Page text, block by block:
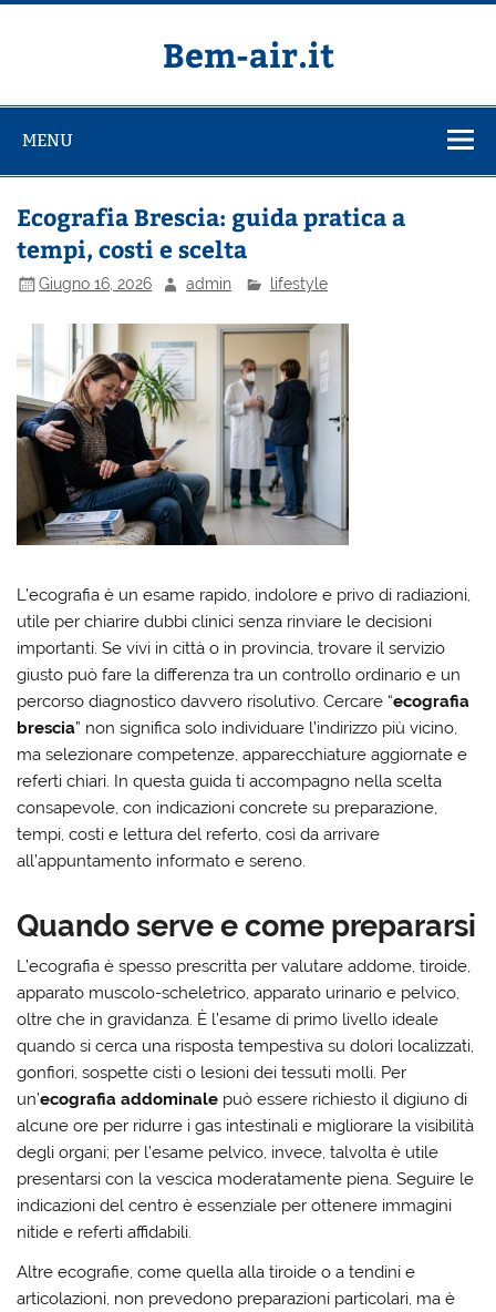
Salta
Bem-air.it
MENU
Ecografia Brescia: guida pratica a
tempi, costi e scelta
Giugno 16, 2026 admin lifestyle
L’ecografia è un esame rapido, indolore e privo di radiazioni,
utile per chiarire dubbi clinici senza rinviare le decisioni
importanti. Se vivi in città o in provincia, trovare il servizio
giusto può fare la differenza tra un controllo ordinario e un
percorso diagnostico davvero risolutivo. Cercare “ecografia
brescia” non significa solo individuare l’indirizzo più vicino,
ma selezionare competenze, apparecchiature aggiornate e
referti chiari. In questa guida ti accompagno nella scelta
consapevole, con indicazioni concrete su preparazione,
tempi, costi e lettura del referto, così da arrivare
all’appuntamento informato e sereno.
Quando serve e come prepararsi
L’ecografia è spesso prescritta per valutare addome, tiroide,
apparato muscolo-scheletrico, apparato urinario e pelvico,
oltre che in gravidanza. È l’esame di primo livello ideale
quando si cerca una risposta tempestiva su dolori localizzati,
gonfiori, sospette cisti o lesioni dei tessuti molli. Per
un’ecografia addominale può essere richiesto il digiuno di
alcune ore per ridurre i gas intestinali e migliorare la visibilità
degli organi; per l’esame pelvico, invece, talvolta è utile
presentarsi con la vescica moderatamente piena. Seguire le
indicazioni del centro è essenziale per ottenere immagini
nitide e referti affidabili.
Altre ecografie, come quella alla tiroide o a tendini e
articolazioni, non prevedono preparazioni particolari, ma è